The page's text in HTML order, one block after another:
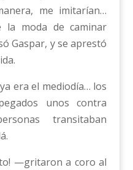
me imitarían…
la moda de caminar
Gaspar, y se aprestó
era el mediodía… los
unos contra
transitaban
—gritaron a coro al